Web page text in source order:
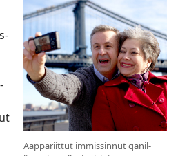
Aap­pariit­tut im­mis­sin­nut qanil­